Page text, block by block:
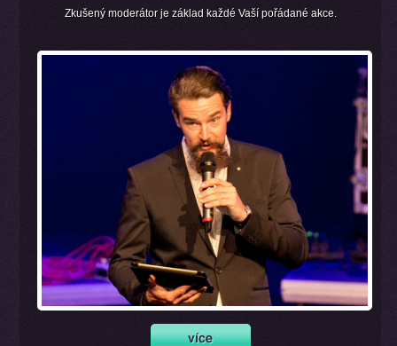
Zkušený moderátor je základ každé Vaší pořádané akce.